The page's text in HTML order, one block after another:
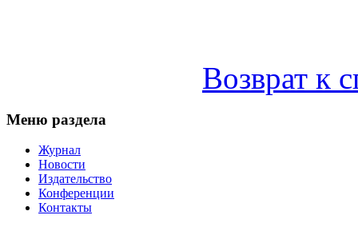
Возврат к
Меню раздела
Журнал
Новости
Издательство
Конференции
Контакты